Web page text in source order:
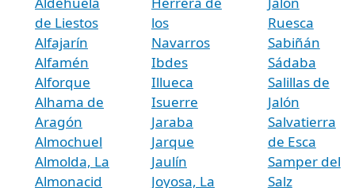
de Liestos
Alfajarín
Alfamén
Alforque
Alhama de
Aragón
Almochuel
Almolda, La
Almonacid
los
Navarros
Ibdes
Illueca
Isuerre
Jaraba
Jarque
Jaulín
Joyosa, La
Ruesca
Sabiñán
Sádaba
Salillas de
Jalón
Salvatierra
de Esca
Samper del
Salz